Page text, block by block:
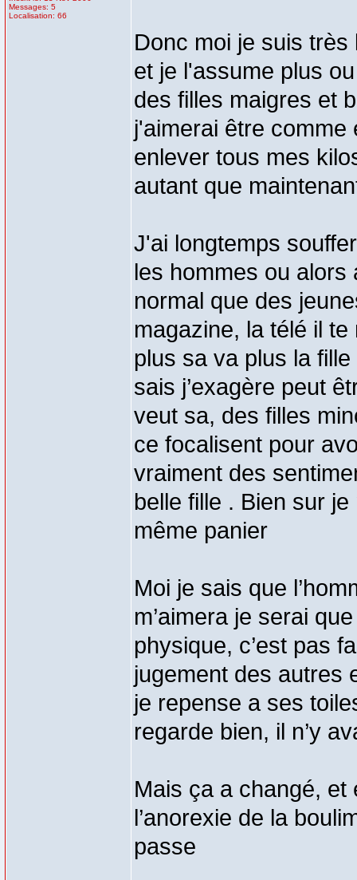
Messages: 5
Localisation: 66
Donc moi je suis
et je l'assume plus
des filles maigres et
j'aimerai être
enlever tous mes
autant que
J'ai longtemps
les hommes ou alors
normal que des
magazine, la télé il
plus sa va plus la
sais j’exagère peut
veut sa, des filles
ce focalisent pour
vraiment des
belle fille . Bien sur
même panier
Moi je sais que
m’aimera je serai
physique, c’est pas
jugement des autres
je repense a ses
regarde bien, il n’y
Mais ça a changé,
l’anorexie de la
passe